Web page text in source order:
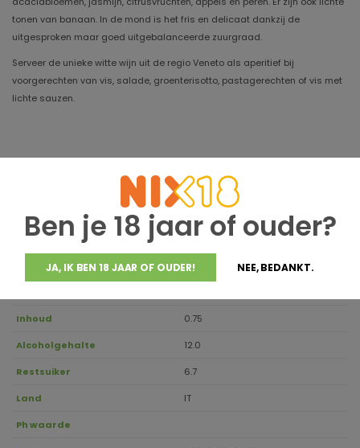
Ben je 18 jaar of ouder?
JA, IK BEN 18 JAAR OF OUDER! NEE, BEDANKT.
tonen van banaan. In de mond is het fris en delicaat dankzij de
uitgesproken maar goed uitgebalanceerde zuurgraad.
Serveer de unieke witte wijn uit de regio Veneto als aperitief bij
voorgerechten van vis, salade, groenterisotto, pastagerechten of vis met
lichte sauzen.
2025
Houdbaar tot
Druivensoort 55% Garganega, 45% Chardonnay
Venetien
Inhoud 0.75
Alcoholgehalte 12.0
Restsuiker 6.7
Land IT
Ph waarde